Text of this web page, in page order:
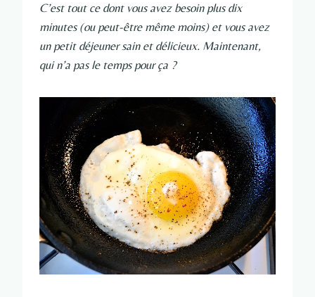
C’est tout ce dont vous avez besoin plus dix
minutes (ou peut-être même moins) et vous avez
un petit déjeuner sain et délicieux. Maintenant,
qui n’a pas le temps pour ça ?